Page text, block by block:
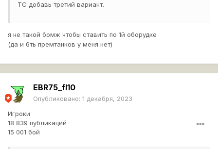
ТС добавь третий вариант.
я не такой бомж чтобы ставить по 1й оборудке
(да и 6ть премтанков у меня нет)
EBR75_fl10
Опубликовано: 1 декабря, 2023
Игроки
18 839 публикаций
15 001 бой